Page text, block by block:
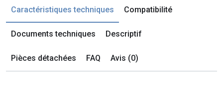
Caractéristiques techniques Compatibilité
Documents techniques Descriptif
Pièces détachées FAQ Avis (0)